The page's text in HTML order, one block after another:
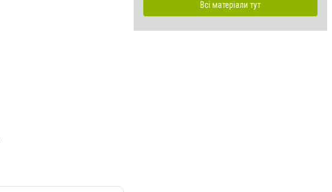
Всі матеріали тут